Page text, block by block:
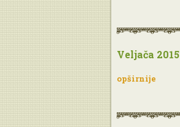
Veljača 2015
opširnije